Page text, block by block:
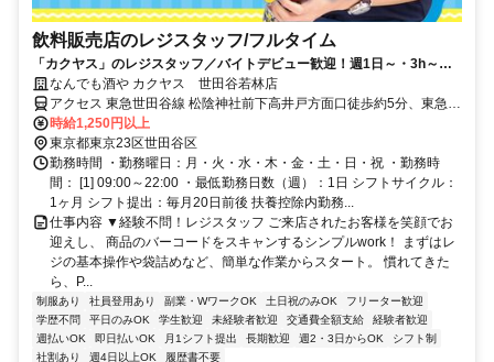
飲料販売店のレジスタッフ/フルタイム
「カクヤス」のレジスタッフ／バイトデビュー歓迎！週1日～・3h～、
スキマ時間を有効活用◎日払いOK
なんでも酒や カクヤス 世田谷若林店
アクセス 東急世田谷線 松陰神社前下高井戸方面口徒歩約5分、東急世
田谷線 若林（東京都）下高井戸方面口徒歩約8分、東急世田谷線 世田
谷下高井戸方面口徒歩約9分 ※マイカー（車・バイク）通勤不可
時給1,250円以上
東京都東京23区世田谷区
勤務時間 ・勤務曜日：月・火・水・木・金・土・日・祝 ・勤務時
間： [1] 09:00～22:00 ・最低勤務日数（週）：1日 シフトサイクル：
1ヶ月 シフト提出：毎月20日前後 扶養控除内勤務...
仕事内容 ▼経験不問！レジスタッフ ご来店されたお客様を笑顔でお
迎えし、 商品のバーコードをスキャンするシンプルwork！ まずはレ
ジの基本操作や袋詰めなど、簡単な作業からスタート。 慣れてきた
ら、P...
制服あり 社員登用あり 副業・WワークOK 土日祝のみOK
フリーター歓迎
学歴不問
平日のみOK 学生歓迎 未経験者歓迎 交通費全額支給
経験者歓迎
週払いOK
即日払いOK 月1シフト提出 長期歓迎 週2・3日からOK
シフト制
社割あり
週4日以上OK 履歴書不要